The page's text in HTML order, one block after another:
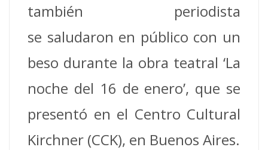
también periodista
se saludaron en público con un
beso durante la obra teatral ‘La
noche del 16 de enero’, que se
presentó en el Centro Cultural
Kirchner (CCK), en Buenos Aires.